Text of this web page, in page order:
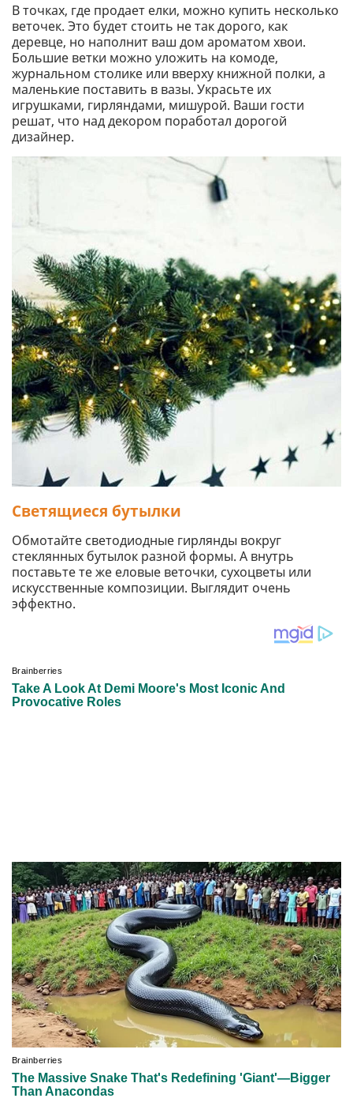
В точках, где продает елки, можно купить несколько
веточек. Это будет стоить не так дорого, как
деревце, но наполнит ваш дом ароматом хвои.
Большие ветки можно уложить на комоде,
журнальном столике или вверху книжной полки, а
маленькие поставить в вазы. Украсьте их
игрушками, гирляндами, мишурой. Ваши гости
решат, что над декором поработал дорогой
дизайнер.
Светящиеся бутылки
Обмотайте светодиодные гирлянды вокруг
стеклянных бутылок разной формы. А внутрь
поставьте те же еловые веточки, сухоцветы или
искусственные композиции. Выглядит очень
эффектно.